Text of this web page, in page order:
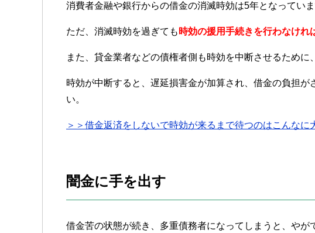
消費者金融や銀行からの借金の消滅時効は5年となっていま
ただ、消滅時効を過ぎても 時効の援用手続きを行わなけれ
また、貸金業者などの債権者側も時効を中断させるために
時効が中断すると、遅延損害金が加算され、借金の負担が
い。
＞＞借金返済をしないで時効が来るまで待つのはこんなに
闇金に手を出す
借金苦の状態が続き、多重債務者になってしまうと、やが